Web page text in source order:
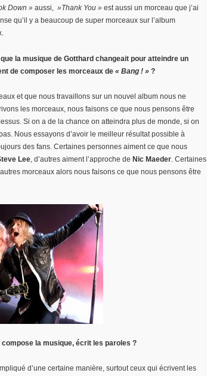
Down » aussi, »Thank You » est aussi un morceau que j’ai
qu’il y a beaucoup de super morceaux sur l’album
la musique de Gotthard changeait pour atteindre un
de composer les morceaux de « Bang ! » ?
et que nous travaillons sur un nouvel album nous ne
les morceaux, nous faisons ce que nous pensons être
Si on a de la chance on atteindra plus de monde, si on
Nous essayons d’avoir le meilleur résultat possible à
des fans. Certaines personnes aiment ce que nous
Lee, d’autres aiment l’approche de Nic Maeder. Certaines
morceaux alors nous faisons ce que nous pensons être
la musique, écrit les paroles ?
d’une certaine manière, surtout ceux qui écrivent les